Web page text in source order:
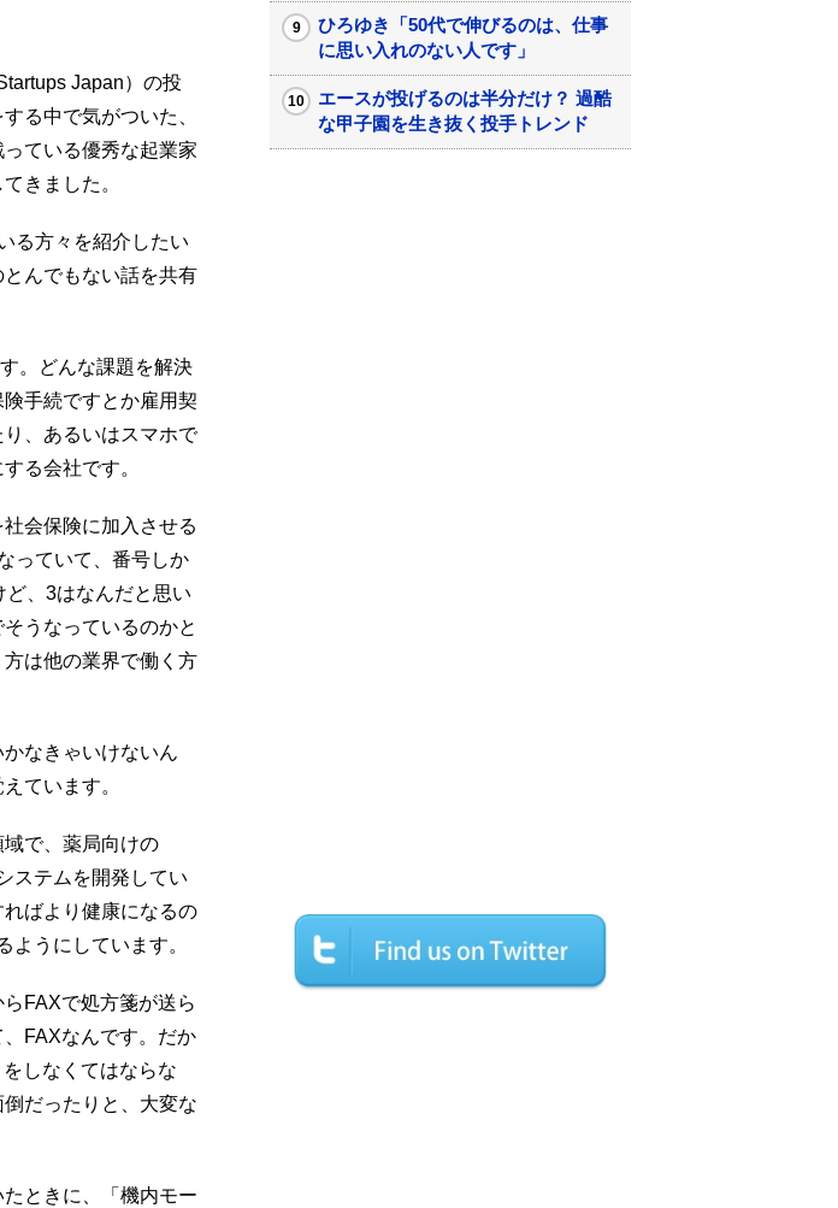
Japan）の投
る中で気がついた、
ている優秀な起業家
きました。
る方々を紹介したい
んでもない話を共有
。どんな課題を解決
手続ですとか雇用契
、あるいはスマホで
る会社です。
会保険に加入させる
っていて、番号しか
、3はなんだと思い
うなっているのかと
は他の業界で働く方
なきゃいけないん
ています。
で、薬局向けの
ステムを開発してい
ばより健康になるの
うにしています。
FAXで処方箋が送ら
FAXなんです。だか
しなくてはならな
だったりと、大変な
ときに、「機内モー
ひろゆき「50代で伸びるのは、仕事
に思い入れのない人です」
エースが投げるのは半分だけ？ 過酷
な甲子園を生き抜く投手トレンド